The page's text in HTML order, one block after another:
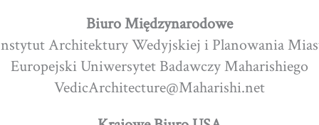
Biuro Międzynarodowe
Architektury Wedyjskiej i Planowania
Europejski Uniwersytet Badawczy Maharishiego
VedicArchitecture@Maharishi.net